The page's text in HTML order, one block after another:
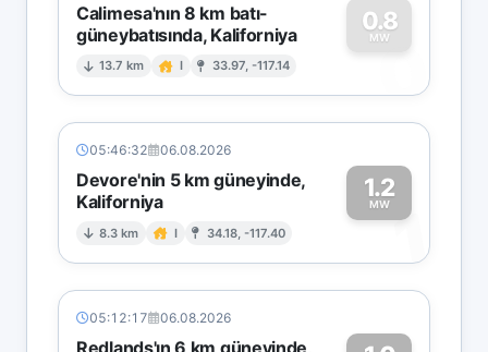
Calimesa'nın 8 km batı-
güneybatısında, Kaliforniya
13.7 km I 33.97, -117.14
0.8
MW
0
05:46:32 06.08.2026
Devore'nin 5 km güneyinde,
Kaliforniya
8.3 km I 34.18, -117.40
1.2
MW1
05:12:17 06.08.2026
Redlands'ın 6 km güneyinde,